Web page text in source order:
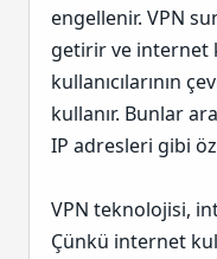
engellenir. VPN
getirir ve internet
kullanıcılarının
kullanır. Bunlar
IP adresleri gibi
VPN teknolojisi,
Çünkü internet